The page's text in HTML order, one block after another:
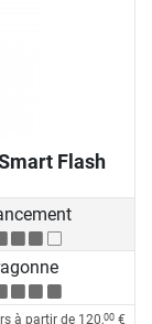
Flash
à partir de 120,00 €